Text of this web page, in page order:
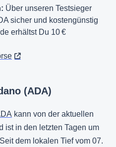
Über unseren Testsieger
sicher und kostengünstig
erhältst Du 10 €
(ADA)
kann von der aktuellen
ist in den letzten Tagen um
dem lokalen Tief vom 07.